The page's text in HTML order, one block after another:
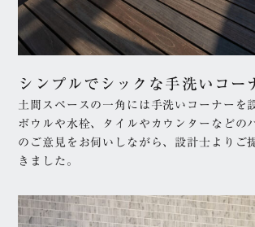
シンプルでシックな手洗いコー
土間スペースの一角には手洗いコーナーを
ボウルや水栓、タイルやカウンターなどの
のご意見をお伺いしながら、設計士よりご
きました。